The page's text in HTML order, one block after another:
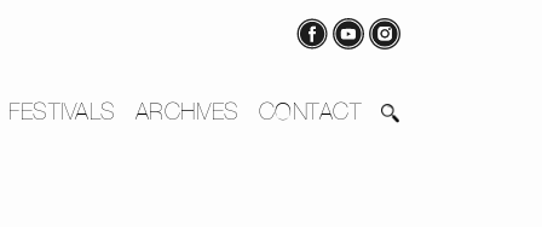
FESTIVALS ARCHIVES CONTACT